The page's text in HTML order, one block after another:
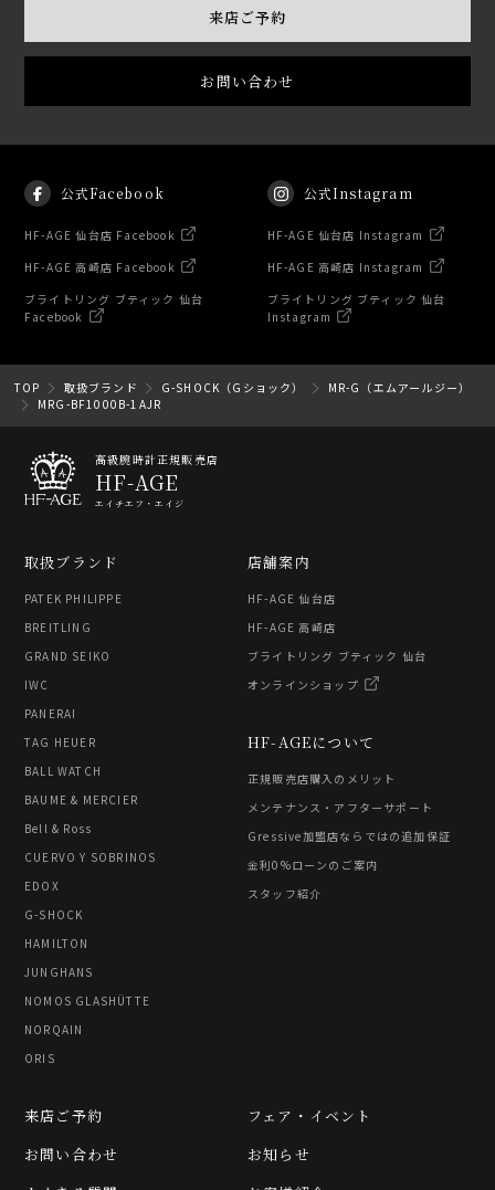
来店ご予約
お問い合わせ
公式Facebook
HF-AGE 仙台店 Facebook
HF-AGE 高崎店 Facebook
ブライトリング ブティック 仙台
Facebook
公式Instagram
HF-AGE 仙台店 Instagram
HF-AGE 高崎店 Instagram
ブライトリング ブティック 仙台
Instagram
TOP 取扱ブランド G-SHOCK（Gショック）
MR-G（エムアールジー）
MRG-BF1000B-1AJR
高級腕時計正規販売店
HF-AGE
エイチエフ・エイジ
取扱ブランド
PATEK PHILIPPE
BREITLING
GRAND SEIKO
IWC
PANERAI
TAG HEUER
BALL WATCH
BAUME & MERCIER
Bell & Ross
CUERVO Y SOBRINOS
EDOX
G-SHOCK
HAMILTON
JUNGHANS
NOMOS GLASHÜTTE
NORQAIN
ORIS
HF-AGEについて
正規販売店購入のメリット
メンテナンス・アフターサポート
Gressive加盟店ならではの追加保証
金利0%ローンのご案内
スタッフ紹介
店舗案内
HF-AGE 仙台店
HF-AGE 高崎店
ブライトリング ブティック 仙台
オンラインショップ
フェア・イベント
お知らせ
来店ご予約
お問い合わせ